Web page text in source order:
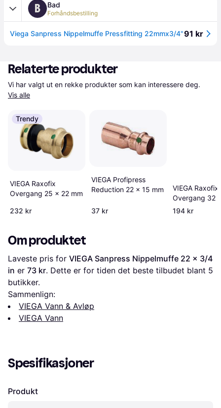
B Bad
Forhåndsbestilling
Viega Sanpress Nippelmuffe Pressfitting 22mmx3/4"91 kr
Relaterte produkter
Vis alle
Trendy
VIEGA Raxofix
Overgang 25 x 22 mm
232 kr
VIEGA Profipress
Reduction 22 x 15 mm
37 kr
VIEGA Raxofix
Overgang 32
194 kr
Om produktet
Laveste pris for VIEGA Sanpress Nippelmuffe 22 x 3/4
in er 73 kr. Dette er for tiden det beste tilbudet blant 5
butikker.
Sammenlign:
VIEGA Vann & Avløp
VIEGA Vann
Spesifikasjoner
Produkt